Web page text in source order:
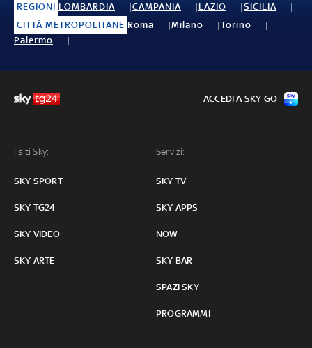
REGIONI LOMBARDIA CAMPANIA LAZIO
SICILIA
CITTÀ METROPOLITANE Roma Milano
Torino
Palermo
I siti Sky:
SKY SPORT
SKY TG24
SKY VIDEO
SKY ARTE
Servizi:
SKY TV
SKY APPS
NOW
SKY BAR
SPAZI SKY
PROGRAMMI
ACCEDI A SKY GO